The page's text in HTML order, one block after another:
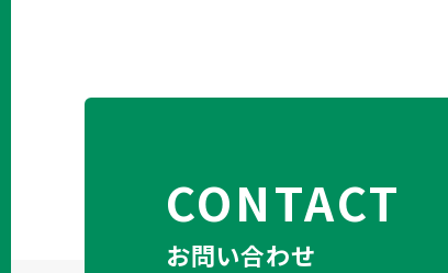
CONTACT
お問い合わせ